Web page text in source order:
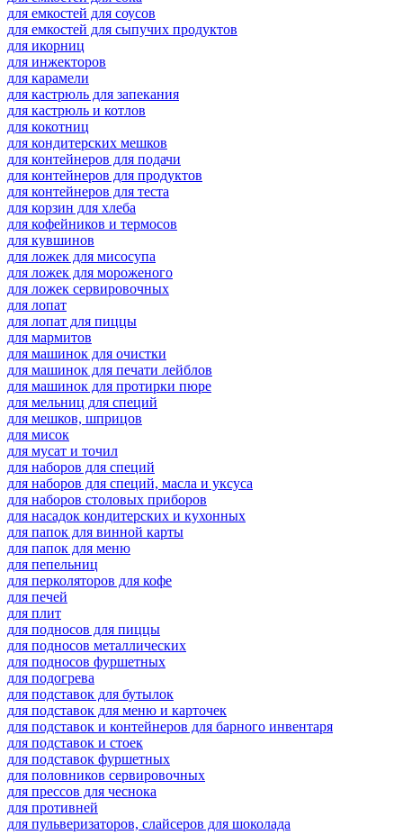
для емкостей для соусов
для емкостей для сыпучих продуктов
для икорниц
для инжекторов
для карамели
для кастрюль для запекания
для кастрюль и котлов
для кокотниц
для кондитерских мешков
для контейнеров для подачи
для контейнеров для продуктов
для контейнеров для теста
для корзин для хлеба
для кофейников и термосов
для кувшинов
для ложек для мисосупа
для ложек для мороженого
для ложек сервировочных
для лопат
для лопат для пиццы
для мармитов
для машинок для очистки
для машинок для печати лейблов
для машинок для протирки пюре
для мельниц для специй
для мешков, шприцов
для мисок
для мусат и точил
для наборов для специй
для наборов для специй, масла и уксуса
для наборов столовых приборов
для насадок кондитерских и кухонных
для папок для винной карты
для папок для меню
для пепельниц
для перколяторов для кофе
для печей
для плит
для подносов для пиццы
для подносов металлических
для подносов фуршетных
для подогрева
для подставок для бутылок
для подставок для меню и карточек
для подставок и контейнеров для барного инвентаря
для подставок и стоек
для подставок фуршетных
для половников сервировочных
для прессов для чеснока
для противней
для пульверизаторов, слайсеров для шоколада